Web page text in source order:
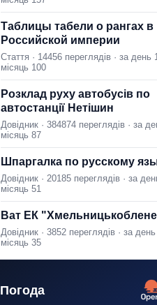
Таблицы табели о рангах в
Российской империи
Стаття · 14456 переглядів · за день
місяць 100
Розклад руху автобусів по
автостанції Нетішин
Довідник · 384874 переглядів · за
місяць 87
Шпаргалка по русскому
Довідник · 20185 переглядів · за
місяць 51
Ват ЕК
Довідник · 3852 переглядів · за
місяць 35
Погода